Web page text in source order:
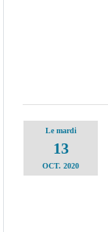
Lemardi
13
OCT. 2020